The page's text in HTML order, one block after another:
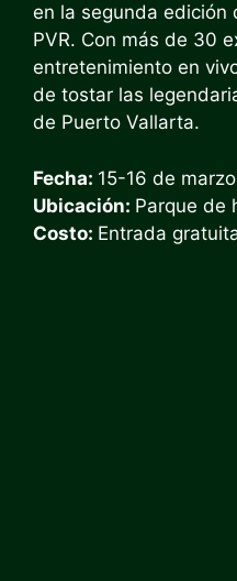
en la segunda edición
PVR. Con más de 30
entretenimiento en
de tostar las
de Puerto Vallarta.
Fecha: 15-16 de marzo
Ubicación: Parque de
Costo: Entrada